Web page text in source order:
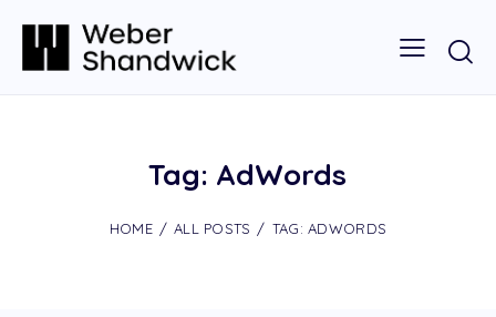
Tag: AdWords
HOME ALL POSTS TAG: ADWORDS